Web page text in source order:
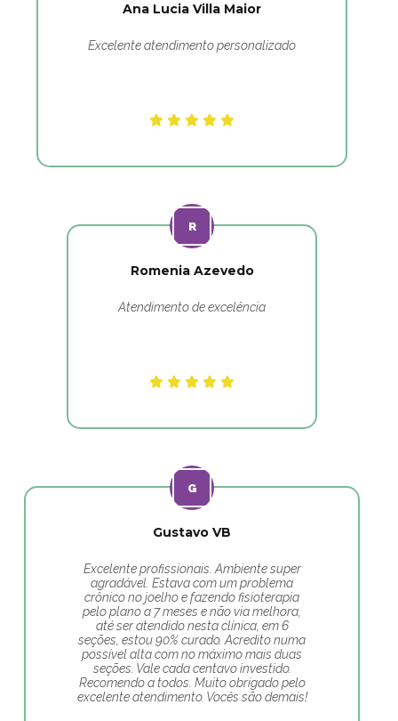
Ana Lucia Villa Maior
Excelente atendimento personalizado
Romenia Azevedo
Atendimento de excelência
Gustavo VB
Excelente profissionais. Ambiente super
agradável. Estava com um problema
crônico no joelho e fazendo fisioterapia
pelo plano a 7 meses e não via melhora,
até ser atendido nesta clínica, em 6
seções, estou 90% curado. Acredito numa
possível alta com no máximo mais duas
seções. Vale cada centavo investido.
Recomendo a todos. Muito obrigado pelo
excelente atendimento. Vocês são demais!